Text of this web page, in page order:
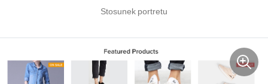
Stosunek portretu